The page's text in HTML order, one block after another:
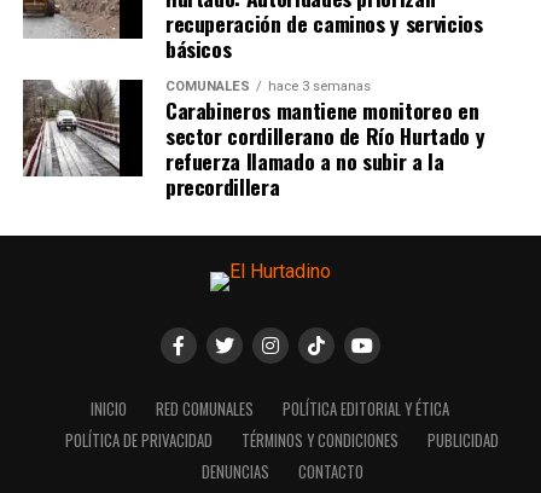
recuperación de caminos y servicios
básicos
COMUNALES hace 3 semanas
Carabineros mantiene monitoreo en
sector cordillerano de Río Hurtado y
refuerza llamado a no subir a la
precordillera
INICIO RED COMUNALES
POLÍTICA EDITORIAL Y ÉTICA
POLÍTICA DE PRIVACIDAD
TÉRMINOS Y CONDICIONES
PUBLICIDAD
DENUNCIAS
CONTACTO